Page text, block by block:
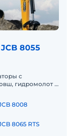
8055
с
гидромолот и
8008
8065 RTS